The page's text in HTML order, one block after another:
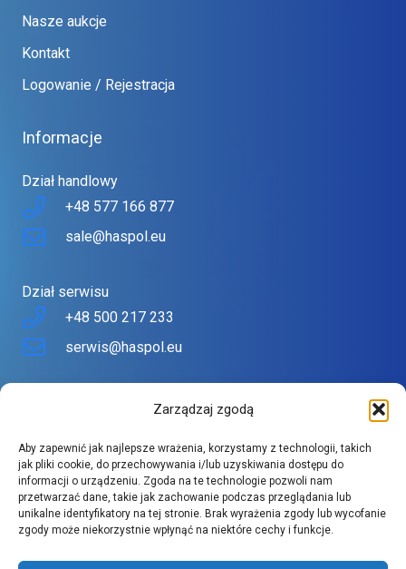
Zarządzaj zgodą
Aby zapewnić jak najlepsze wrażenia, korzystamy z technologii, takich
jak pliki cookie, do przechowywania i/lub uzyskiwania dostępu do
informacji o urządzeniu. Zgoda na te technologie pozwoli nam
przetwarzać dane, takie jak zachowanie podczas przeglądania lub
unikalne identyfikatory na tej stronie. Brak wyrażenia zgody lub wycofanie
zgody może niekorzystnie wpłynąć na niektóre cechy i funkcje.
Nasze aukcje
Kontakt
Logowanie / Rejestracja
Informacje
Dział handlowy
+48 577 166 877
sale@haspol.eu
Dział serwisu
+48 500 217 233
serwis@haspol.eu
Znajdziesz tu urządzenia topowych producentów w
atrakcyjnych cenach.
Szeroki asortyment spełnia wysokie wymagania naszych
klientów.